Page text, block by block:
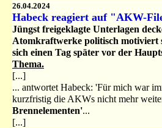
26.04.2024
Habeck reagiert auf "AKW-
Jüngst freigeklagte Unterlagen
Atomkraftwerke politisch motiviert
sich einen Tag später vor der
Thema.
[...]
... antwortet Habeck: 'Für mich war
kurzfristig die AKWs nicht mehr
Brennelementen'...
[...]